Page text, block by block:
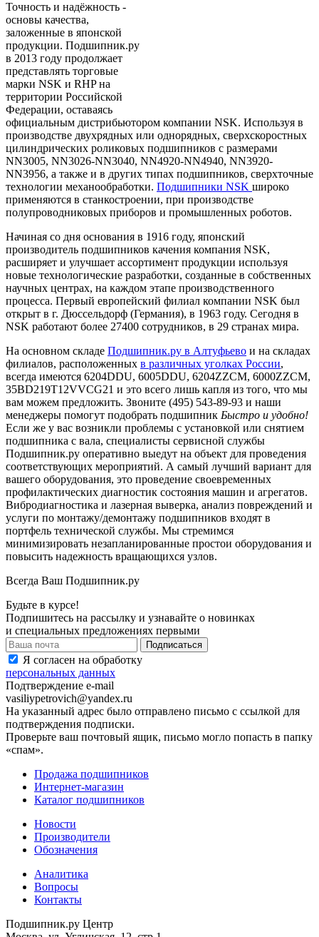
Точность и надёжность -
основы качества,
заложенные в японской
продукции. Подшипник.ру
в 2013 году продолжает
представлять торговые
марки NSK и RHP на
территории Российской
Федерации, оставаясь
официальным дистрибьютором компании NSK. Используя в
производстве двухрядных или однорядных, сверхскоростных
цилиндрических роликовых подшипников с размерами
NN3005, NN3026-NN3040, NN4920-NN4940, NN3920-
NN3956, а также и в других типах подшипников, сверхточные
технологии механообработки. Подшипники NSK широко
применяются в станкостроении, при производстве
полупроводниковых приборов и промышленных роботов.
Начиная со дня основания в 1916 году, японский
производитель подшипников качения компания NSK,
расширяет и улучшает ассортимент продукции используя
новые технологические разработки, созданные в собственных
научных центрах, на каждом этапе производственного
процесса. Первый европейский филиал компании NSK был
открыт в г. Дюссельдорф (Германия), в 1963 году. Сегодня в
NSK работают более 27400 сотрудников, в 29 странах мира.
На основном складе Подшипник.ру в Алтуфьево и на складах
филиалов, расположенных в различных уголках России,
всегда имеются 6204DDU, 6005DDU, 6204ZZCM, 6000ZZCM,
35BD219T12VVCG21 и это всего лишь капля из того, что мы
вам можем предложить. Звоните (495) 543-89-93 и наши
менеджеры помогут подобрать подшипник Быстро и удобно!
Если же у вас возникли проблемы с установкой или снятием
подшипника с вала, специалисты сервисной службы
Подшипник.ру оперативно выедут на объект для проведения
соответствующих мероприятий. А самый лучший вариант для
вашего оборудования, это проведение своевременных
профилактических диагностик состояния машин и агрегатов.
Вибродиагностика и лазерная выверка, анализ повреждений и
услуги по монтажу/демонтажу подшипников входят в
портфель технической службы. Мы стремимся
минимизировать незапланированные простои оборудования и
повысить надежность вращающихся узлов.
Всегда Ваш Подшипник.ру
Будьте в курсе!
Подпишитесь на рассылку и узнавайте о новинках
и специальных предложениях первыми
Я согласен на обработку
персональных данных
Подтверждение e-mail
vasiliypetrovich@yandex.ru
На указанный адрес было отправлено письмо с ссылкой для
подтверждения подписки.
Проверьте ваш почтовый ящик, письмо могло попасть в папку
«спам».
Продажа подшипников
Интернет-магазин
Каталог подшипников
Новости
Производители
Обозначения
Аналитика
Вопросы
Контакты
Подшипник.ру Центр